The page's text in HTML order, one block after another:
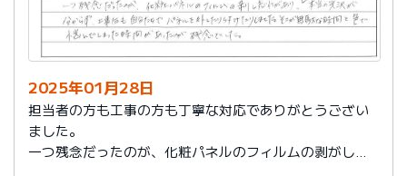
2025年01月28日
担当者の方も工事の方も丁寧な対応でありがとうござい
ました。
一つ残念だったのが、化粧パネルのフィルムの剥がし忘